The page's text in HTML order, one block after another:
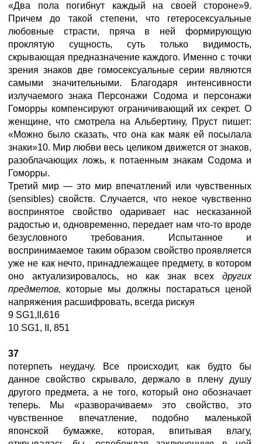
«Два пола погибнут каждый на своей стороне»9.
Причем до такой степени, что гетеросексуальные
любовные страсти, пряча в ней формирующую
проклятую сущность, суть только видимость,
скрывающая предназначение каждого. Именно с точки
зрения знаков две гомосексуальные серии являются
самыми значительными. Благодаря интенсивности
излучаемого знака Персонажи Содома и персонажи
Гоморры компенсируют ограничивающий их секрет. О
женщине, что смотрела на Альбертину, Пруст пишет:
«Можно было сказать, что она как маяк ей посылала
знаки»10. Мир любви весь целиком движется от знаков,
разоблачающих ложь, к потаенным знакам Содома и
Гоморры.
Третий мир — это мир впечатлений или чувственных
(sensibles) свойств. Случается, что некое чувственно
воспринятое свойство одаривает нас несказанной
радостью и, одновременно, передает нам что-то вроде
безусловного требования. Испытанное и
воспринимаемое таким образом свойство проявляется
уже не как нечто, принадлежащее предмету, в котором
оно актуализировалось, но как знак всех других
предметов, которые мы должны постараться ценой
напряжения расшифровать, всегда рискуя
9 SG1,II,616
10 SG1, II, 851
37
потерпеть неудачу. Все происходит, как будто бы
данное свойство скрывало, держало в плену душу
другого предмета, а не того, который оно обозначает
теперь. Мы «разворачиваем» это свойство, это
чувственное впечатление, подобно маленькой
японской бумажке, которая, впитывая влагу,